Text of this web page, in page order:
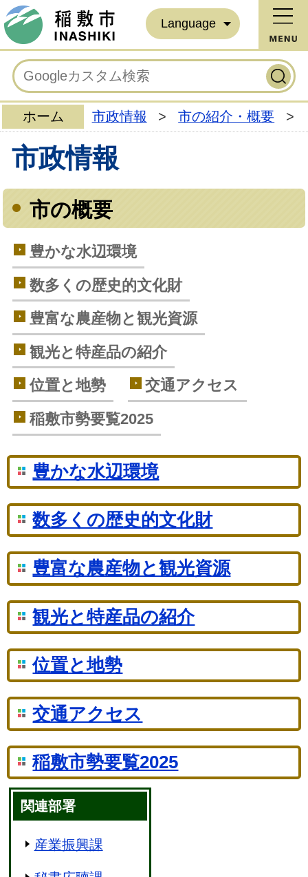
Language
ホーム 市政情報 > 市の紹介・概要 >
市政情報
市の概要
豊かな水辺環境
数多くの歴史的文化財
豊富な農産物と観光資源
観光と特産品の紹介
位置と地勢
交通アクセス
稲敷市勢要覧2025
豊かな水辺環境
数多くの歴史的文化財
豊富な農産物と観光資源
観光と特産品の紹介
位置と地勢
交通アクセス
稲敷市勢要覧2025
関連部署
産業振興課